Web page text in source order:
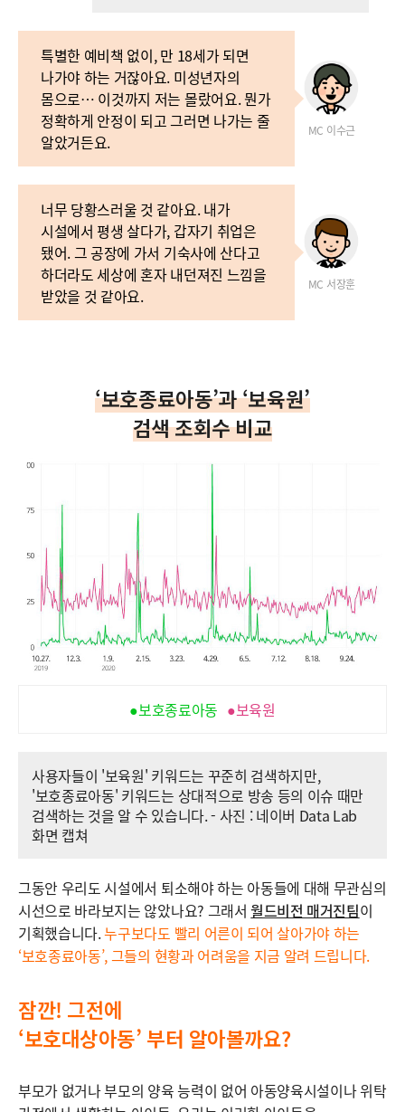
특별한 예비책 없이, 만 18세가 되면
나가야 하는 거잖아요. 미성년자의
몸으로… 이것까지 저는 몰랐어요. 뭔가
정확하게 안정이 되고 그러면 나가는 줄
알았거든요.
MC 이수근
너무 당황스러울 것 같아요. 내가
시설에서 평생 살다가, 갑자기 취업은
됐어. 그 공장에 가서 기숙사에 산다고
하더라도 세상에 혼자 내던져진 느낌을
받았을 것 같아요.
MC 서장훈
‘보호종료아동’과 ‘보육원’
검색 조회수 비교
●보호종료아동 ●보육원
사용자들이 '보육원' 키워드는 꾸준히 검색하지만,
'보호종료아동' 키워드는 상대적으로 방송 등의 이슈 때만
검색하는 것을 알 수 있습니다. - 사진 : 네이버 Data Lab
화면 캡쳐
그동안 우리도 시설에서 퇴소해야 하는 아동들에 대해 무관심의
시선으로 바라보지는 않았나요? 그래서월드비전 매거진팀이
기획했습니다.누구보다도 빨리 어른이 되어 살아가야 하는
‘보호종료아동’, 그들의 현황과 어려움을 지금 알려 드립니다.
잠깐! 그전에
‘보호대상아동’ 부터 알아볼까요?
부모가 없거나 부모의 양육 능력이 없어 아동양육시설이나 위탁